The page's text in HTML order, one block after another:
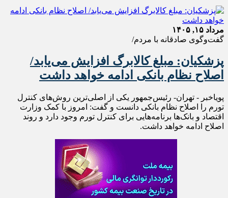
مرداد ۱۵, ۱۴۰۵
گفت‌وگوی صادقانه با مردم/
پزشکیان: مبلغ کالابرگ افزایش می‌یابد/
اصلاح نظام بانکی ادامه خواهد داشت
پویاخبر - تهران- رئیس‌جمهور یکی از اصلی‌ترین روش‌های کنترل
تورم را اصلاح نظام بانکی دانست و گفت: امروز با کمک وزارت
اقتصاد و بانک‌ها برنامه‌هایی برای کنترل تورم وجود دارد و روند
اصلاح ادامه خواهد داشت.